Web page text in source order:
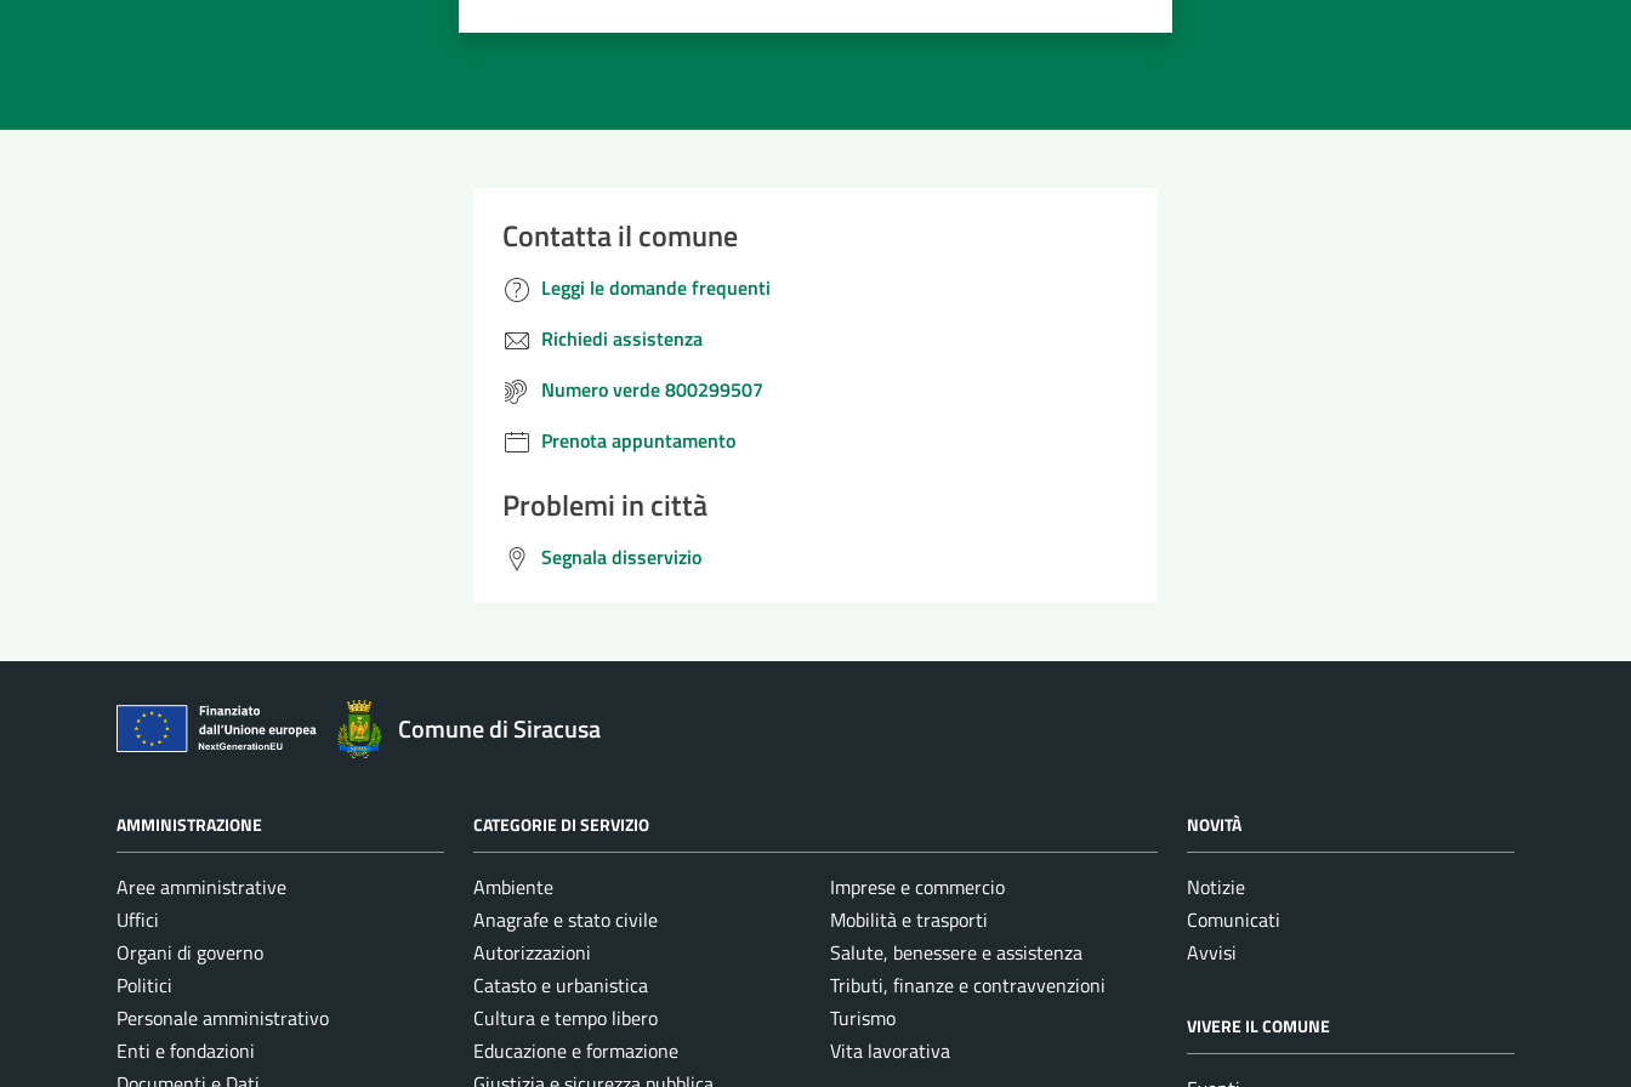
Contatta il comune
Leggi le domande frequenti
Richiedi assistenza
Numero verde 800299507
Prenota appuntamento
Problemi in città
Segnala disservizio
Comune di Siracusa
AMMINISTRAZIONE
Aree amministrative
Uffici
Organi di governo
Politici
Personale amministrativo
Enti e fondazioni
CATEGORIE DI SERVIZIO
Ambiente
Anagrafe e stato civile
Autorizzazioni
Catasto e urbanistica
Cultura e tempo libero
Educazione e formazione
Imprese e commercio
Mobilità e trasporti
Salute, benessere e assistenza
Tributi, finanze e contravvenzioni
Turismo
Vita lavorativa
NOVITÀ
Notizie
Comunicati
Avvisi
VIVERE IL COMUNE